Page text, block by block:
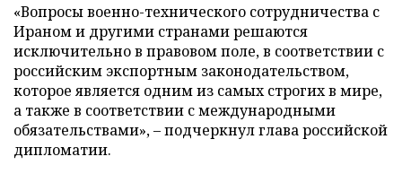
«Вопросы военно-технического сотрудничества с
Ираном и другими странами решаются
исключительно в правовом поле, в соответствии с
российским экспортным законодательством,
которое является одним из самых строгих в мире,
а также в соответствии с международными
обязательствами», – подчеркнул глава российской
дипломатии.